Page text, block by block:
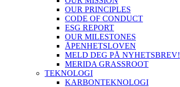
OUR PRINCIPLES
CODE OF CONDUCT
ESG REPORT
OUR MILESTONES
ÅPENHETSLOVEN
MELD DEG PÅ NYHETSBREV!
MERIDA GRASSROOT
TEKNOLOGI
KARBONTEKNOLOGI